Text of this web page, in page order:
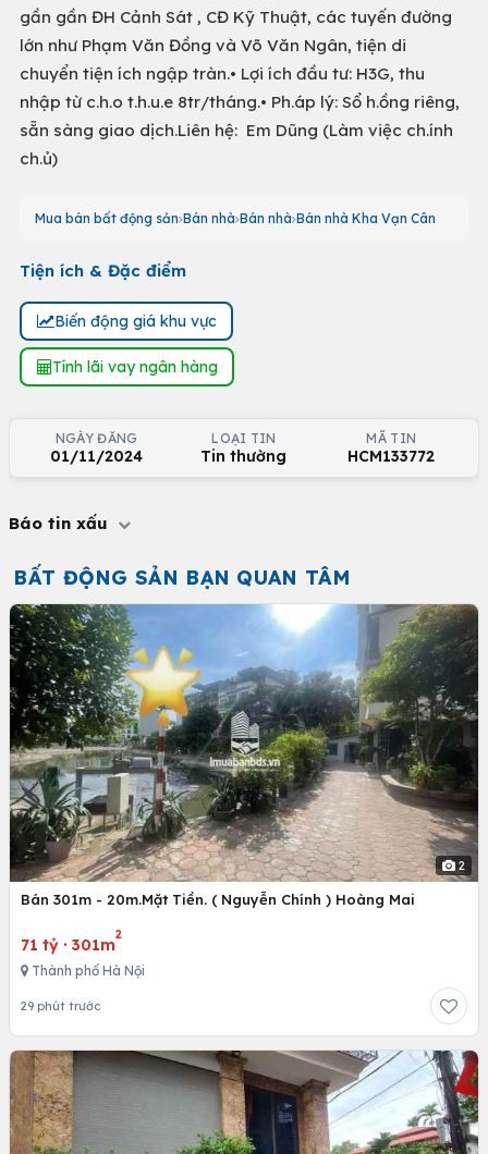
gần gần ĐH Cảnh Sát , CĐ Kỹ Thuật, các tuyến đường
lớn như Phạm Văn Đồng và Võ Văn Ngân, tiện di
chuyển tiện ích ngập tràn.• Lợi ích đầu tư: H3G, thu
nhập từ c.h.o t.h.u.e 8tr/tháng.• Ph.áp lý: Sổ h.ồng riêng,
sẵn sàng giao dịch.Liên hệ: Em Dũng (Làm việc ch.ính
ch.ủ)
Mua bán bất động sản Bán nhà Bán nhà Bán nhà Kha Vạn Cân
Tiện ích & Đặc điểm
Biến động giá khu vực
Tính lãi vay ngân hàng
NGÀY ĐĂNG
01/11/2024
LOẠI TIN
Tin thường
MÃ TIN
HCM133772
Báo tin xấu
BẤT ĐỘNG SẢN BẠN QUAN TÂM
2
Bán 301m - 20m.Mặt Tiền. ( Nguyễn Chính ) Hoàng Mai
71 tỷ · 301m
2
Thành phố Hà Nội
29 phút trước